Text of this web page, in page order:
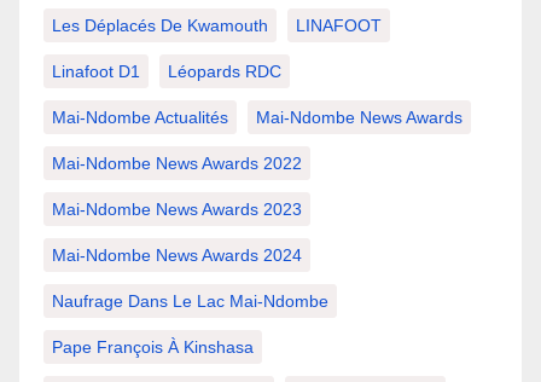
Les Déplacés De Kwamouth LINAFOOT
Linafoot D1 Léopards RDC
Mai-Ndombe Actualités Mai-Ndombe News Awards
Mai-Ndombe News Awards 2022
Mai-Ndombe News Awards 2023
Mai-Ndombe News Awards 2024
Naufrage Dans Le Lac Mai-Ndombe
Pape François À Kinshasa